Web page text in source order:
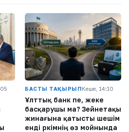
БАСТЫ ТАҚЫРЫПКеше, 14:10
Ұлттық банк пе, жеке
басқарушы ма? Зейнетақы
жинағына қатысты шешім
енді әркімнің өз мойнында